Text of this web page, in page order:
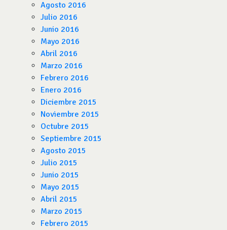
Agosto 2016
Julio 2016
Junio 2016
Mayo 2016
Abril 2016
Marzo 2016
Febrero 2016
Enero 2016
Diciembre 2015
Noviembre 2015
Octubre 2015
Septiembre 2015
Agosto 2015
Julio 2015
Junio 2015
Mayo 2015
Abril 2015
Marzo 2015
Febrero 2015